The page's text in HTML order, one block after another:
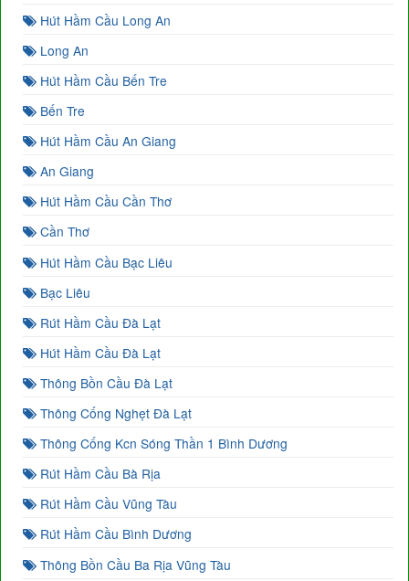
Hút Hầm Cầu Long An
Long An
Hút Hầm Cầu Bến Tre
Bến Tre
Hút Hầm Cầu An Giang
An Giang
Hút Hầm Cầu Cần Thơ
Cần Thơ
Hút Hầm Cầu Bạc Liêu
Bạc Liêu
Rút Hầm Cầu Đà Lạt
Hút Hầm Cầu Đà Lạt
Thông Bồn Cầu Đà Lạt
Thông Cống Nghẹt Đà Lạt
Thông Cống Kcn Sóng Thần 1 Bình Dương
Rút Hầm Cầu Bà Rịa
Rút Hầm Cầu Vũng Tàu
Rút Hầm Cầu Bình Dương
Thông Bồn Cầu Ba Rịa Vũng Tàu